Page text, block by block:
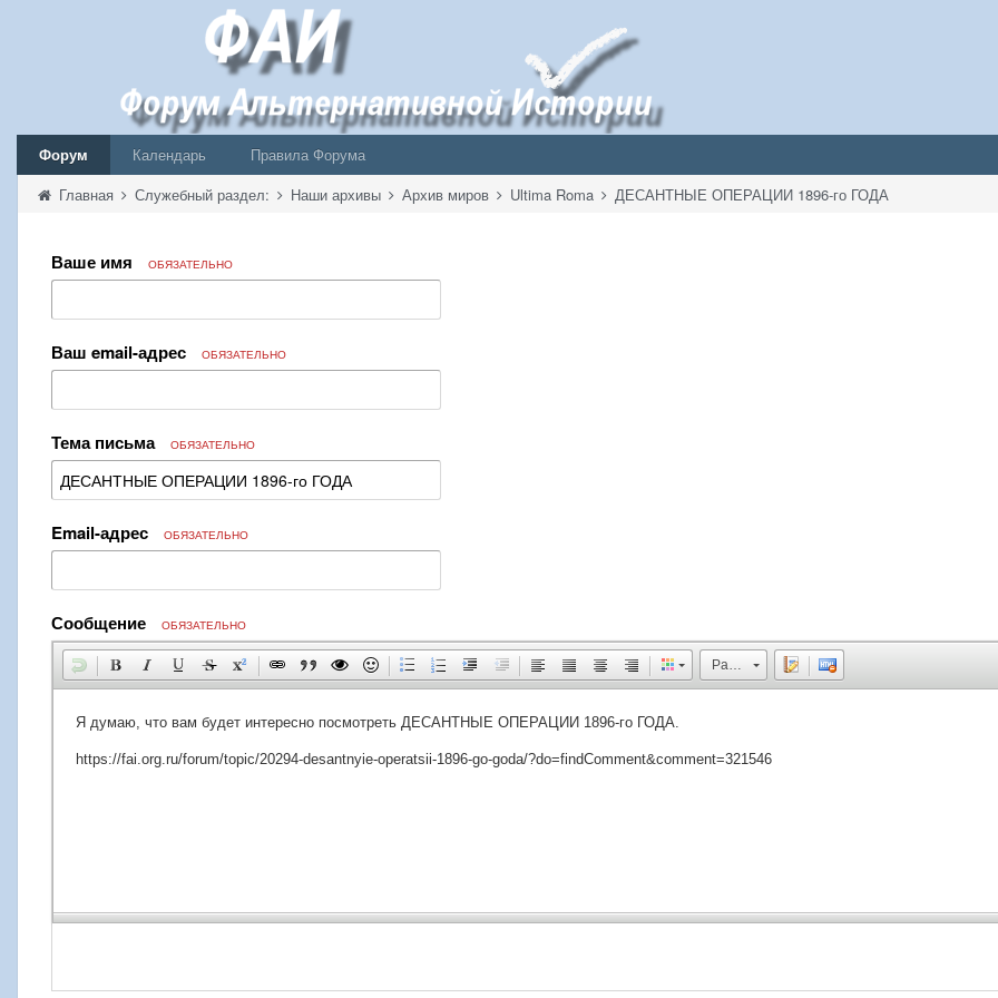
Форум Календарь
Правила Форума
Главная Служебный раздел: Наши архивы Архив миров Ultima Roma ДЕСАНТНЫЕ ОПЕРАЦИИ 1896-го ГОДА
Ваше имя ОБЯЗАТЕЛЬНО
Ваш email-адрес ОБЯЗАТЕЛЬНО
Тема письма ОБЯЗАТЕЛЬНО
Email-адрес ОБЯЗАТЕЛЬНО
Сообщение ОБЯЗАТЕЛЬНО
Размер